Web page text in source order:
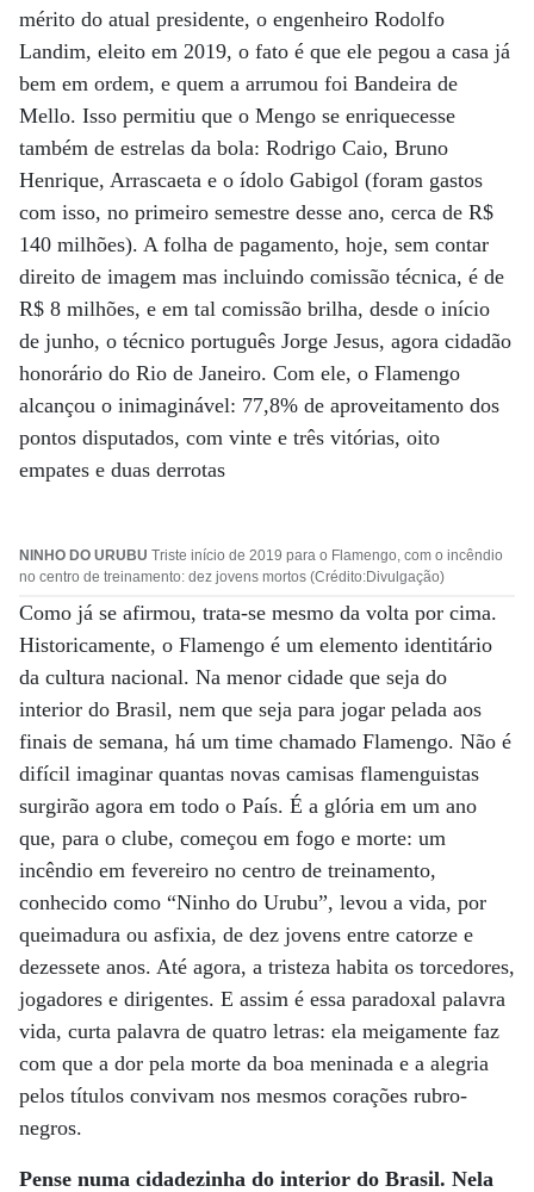
mérito do atual presidente, o engenheiro Rodolfo
Landim, eleito em 2019, o fato é que ele pegou a casa já
bem em ordem, e quem a arrumou foi Bandeira de
Mello. Isso permitiu que o Mengo se enriquecesse
também de estrelas da bola: Rodrigo Caio, Bruno
Henrique, Arrascaeta e o ídolo Gabigol (foram gastos
com isso, no primeiro semestre desse ano, cerca de R$
140 milhões). A folha de pagamento, hoje, sem contar
direito de imagem mas incluindo comissão técnica, é de
R$ 8 milhões, e em tal comissão brilha, desde o início
de junho, o técnico português Jorge Jesus, agora cidadão
honorário do Rio de Janeiro. Com ele, o Flamengo
alcançou o inimaginável: 77,8% de aproveitamento dos
pontos disputados, com vinte e três vitórias, oito
empates e duas derrotas
NINHO DO URUBU Triste início de 2019 para o Flamengo, com o incêndio
no centro de treinamento: dez jovens mortos (Crédito:Divulgação)
Como já se afirmou, trata-se mesmo da volta por cima.
Historicamente, o Flamengo é um elemento identitário
da cultura nacional. Na menor cidade que seja do
interior do Brasil, nem que seja para jogar pelada aos
finais de semana, há um time chamado Flamengo. Não é
difícil imaginar quantas novas camisas flamenguistas
surgirão agora em todo o País. É a glória em um ano
que, para o clube, começou em fogo e morte: um
incêndio em fevereiro no centro de treinamento,
conhecido como “Ninho do Urubu”, levou a vida, por
queimadura ou asfixia, de dez jovens entre catorze e
dezessete anos. Até agora, a tristeza habita os torcedores,
jogadores e dirigentes. E assim é essa paradoxal palavra
vida, curta palavra de quatro letras: ela meigamente faz
com que a dor pela morte da boa meninada e a alegria
pelos títulos convivam nos mesmos corações rubro-
negros.
Pense numa cidadezinha do interior do Brasil. Nela